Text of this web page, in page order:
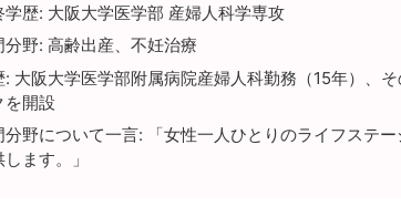
学歴: 大阪大学医学部 産婦人科学専攻
分野: 高齢出産、不妊治療
: 大阪大学医学部附属病院産婦人科勤務（15年）、
を開設
分野について一言: 「女性一人ひとりのライフステ
ます。」